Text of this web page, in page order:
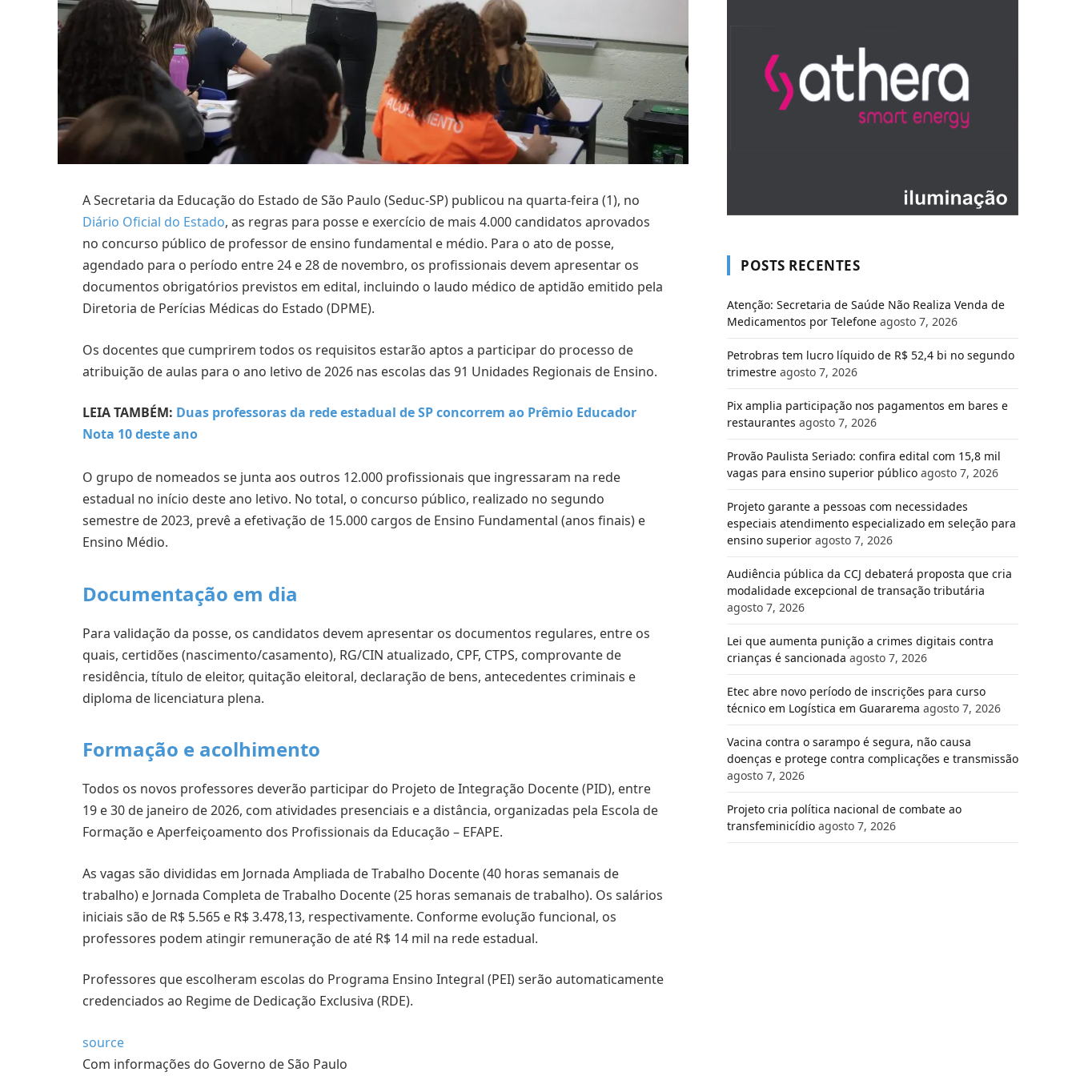
A Secretaria da Educação do Estado de São Paulo (Seduc-SP) publicou na quarta-feira (1), no
Diário Oficial do Estado, as regras para posse e exercício de mais 4.000 candidatos aprovados
no concurso público de professor de ensino fundamental e médio. Para o ato de posse,
agendado para o período entre 24 e 28 de novembro, os profissionais devem apresentar os
documentos obrigatórios previstos em edital, incluindo o laudo médico de aptidão emitido pela
Diretoria de Perícias Médicas do Estado (DPME).
Os docentes que cumprirem todos os requisitos estarão aptos a participar do processo de
atribuição de aulas para o ano letivo de 2026 nas escolas das 91 Unidades Regionais de Ensino.
LEIA TAMBÉM: Duas professoras da rede estadual de SP concorrem ao Prêmio Educador
Nota 10 deste ano
O grupo de nomeados se junta aos outros 12.000 profissionais que ingressaram na rede
estadual no início deste ano letivo. No total, o concurso público, realizado no segundo
semestre de 2023, prevê a efetivação de 15.000 cargos de Ensino Fundamental (anos finais) e
Ensino Médio.
Documentação em dia
Para validação da posse, os candidatos devem apresentar os documentos regulares, entre os
quais, certidões (nascimento/casamento), RG/CIN atualizado, CPF, CTPS, comprovante de
residência, título de eleitor, quitação eleitoral, declaração de bens, antecedentes criminais e
diploma de licenciatura plena.
Formação e acolhimento
Todos os novos professores deverão participar do Projeto de Integração Docente (PID), entre
19 e 30 de janeiro de 2026, com atividades presenciais e a distância, organizadas pela Escola de
Formação e Aperfeiçoamento dos Profissionais da Educação – EFAPE.
As vagas são divididas em Jornada Ampliada de Trabalho Docente (40 horas semanais de
trabalho) e Jornada Completa de Trabalho Docente (25 horas semanais de trabalho). Os salários
iniciais são de R$ 5.565 e R$ 3.478,13, respectivamente. Conforme evolução funcional, os
professores podem atingir remuneração de até R$ 14 mil na rede estadual.
Professores que escolheram escolas do Programa Ensino Integral (PEI) serão automaticamente
credenciados ao Regime de Dedicação Exclusiva (RDE).
source
Com informações do Governo de São Paulo
POSTS RECENTES
Atenção: Secretaria de Saúde Não Realiza Venda de
Medicamentos por Telefone agosto 7, 2026
Petrobras tem lucro líquido de R$ 52,4 bi no segundo
trimestre agosto 7, 2026
Pix amplia participação nos pagamentos em bares e
restaurantes agosto 7, 2026
Provão Paulista Seriado: confira edital com 15,8 mil
vagas para ensino superior público agosto 7, 2026
Projeto garante a pessoas com necessidades
especiais atendimento especializado em seleção para
ensino superior agosto 7, 2026
Audiência pública da CCJ debaterá proposta que cria
modalidade excepcional de transação tributária
agosto 7, 2026
Lei que aumenta punição a crimes digitais contra
crianças é sancionada agosto 7, 2026
Etec abre novo período de inscrições para curso
técnico em Logística em Guararema agosto 7, 2026
Vacina contra o sarampo é segura, não causa
doenças e protege contra complicações e transmissão
agosto 7, 2026
Projeto cria política nacional de combate ao
transfeminicídio agosto 7, 2026